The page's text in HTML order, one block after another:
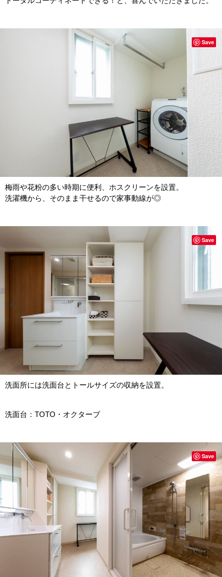
梅雨や花粉の多い時期に便利、ホスクリーンを設置。
洗濯機から、そのまま干せるので家事動線が◎
Save
洗面所には洗面台とトールサイズの収納を設置。
洗面台：TOTO・オクターブ
Save
Save